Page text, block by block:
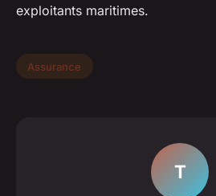
exploitants maritimes.
Assurance
T